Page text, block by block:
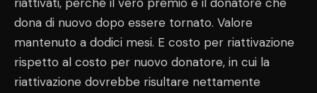
dona di nuovo dopo essere tornato. Valore
mantenuto a dodici mesi. E costo per riattivazione
rispetto al costo per nuovo donatore, in cui la
riattivazione dovrebbe risultare nettamente